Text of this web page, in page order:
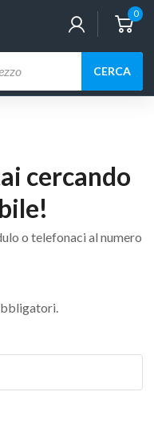
0
CERCA
cercando
o telefonaci al numero